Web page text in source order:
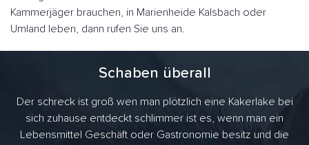
Kammerjäger brauchen, in Marienheide Kalsbach oder
Umland leben, dann rufen Sie uns an.
Schaben überall
Der schreck ist groß wen man plötzlich eine Kakerlake bei
sich zuhause entdeckt schlimmer ist es, wenn man ein
Lebensmittel Geschäft oder Gastronomie besitz und die